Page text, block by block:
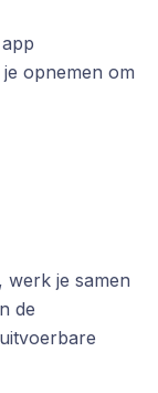
opnemen om
werk je samen
de